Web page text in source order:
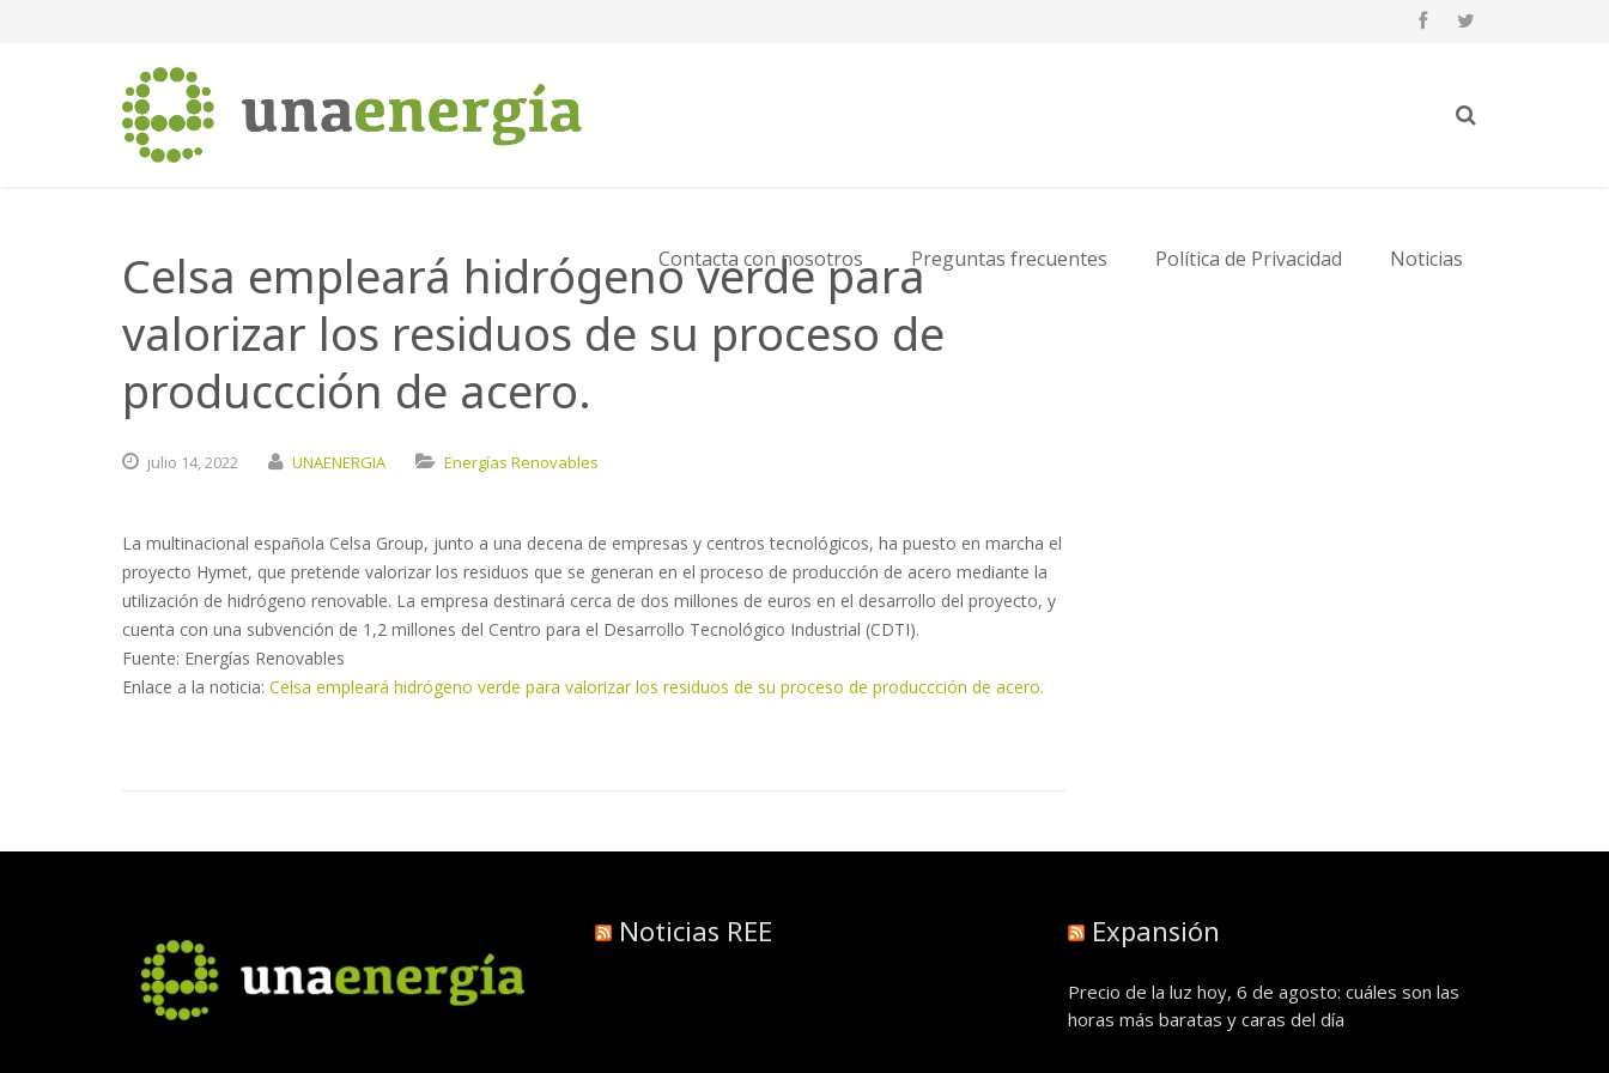
Contacta con nosotros Preguntas frecuentes Política de Privacidad Noticias
Celsa empleará hidrógeno verde para
valorizar los residuos de su proceso de
produccción de acero.
julio 14,2022 UNAENERGIA Energías Renovables
La multinacional española Celsa Group, junto a una decena de empresas y centros tecnológicos, ha puesto en marcha el
proyecto Hymet, que pretende valorizar los residuos que se generan en el proceso de producción de acero mediante la
utilización de hidrógeno renovable. La empresa destinará cerca de dos millones de euros en el desarrollo del proyecto, y
cuenta con una subvención de 1,2 millones del Centro para el Desarrollo Tecnológico Industrial (CDTI).
Fuente: Energías Renovables
Enlace a la noticia: Celsa empleará hidrógeno verde para valorizar los residuos de su proceso de produccción de acero.
Noticias REE Expansión
Precio de la luz hoy, 6 de agosto: cuáles son las
horas más baratas y caras del día